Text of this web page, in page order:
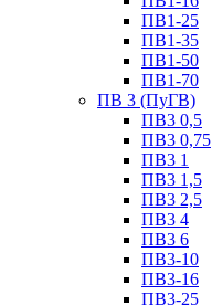
ПВ1-25
ПВ1-35
ПВ1-50
ПВ1-70
ПВ 3 (ПуГВ)
ПВ3 0,5
ПВ3 0,75
ПВ3 1
ПВ3 1,5
ПВ3 2,5
ПВ3 4
ПВ3 6
ПВ3-10
ПВ3-16
ПВ3-25